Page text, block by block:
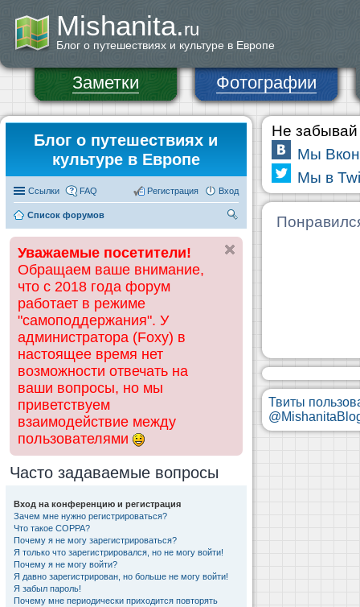
Mishanita.ru
Блог о путешествиях и культуре в Европе
Заметки Фотографии
Блог о путешествиях и
культуре в Европе
Ссылки FAQ Вход
Регистрация
Список форумов
ск
Уважаемые посетители!
Обращаем ваше внимание,
что с 2018 года форум
работает в режиме
"самоподдержания". У
администратора (Foxy) в
настоящее время нет
возможности отвечать на
ваши вопросы, но мы
приветствуем
взаимодействие между
пользователями
Часто задаваемые вопросы
Вход на конференцию и регистрация
Зачем мне нужно регистрироваться?
Что такое COPPA?
Почему я не могу зарегистрироваться?
Я только что зарегистрировался, но не могу войти!
Почему я не могу войти?
Я давно зарегистрирован, но больше не могу войти!
Я забыл пароль!
Почему мне периодически приходится повторять
Не забывай
Мы
Мы в
Твиты